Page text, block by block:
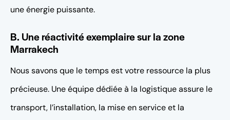
une énergie puissante.
B. Une réactivité exemplaire sur la zone
Marrakech
Nous savons que le temps est votre ressource la plus
précieuse. Une équipe dédiée à la logistique assure le
transport, l’installation, la mise en service et la